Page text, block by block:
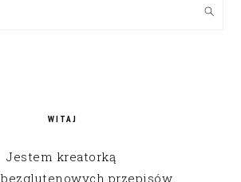
WITAJ
Jestem kreatorką
bezglutenowych przepisów,